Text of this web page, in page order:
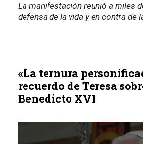
La manifestación reunió a miles
defensa de la vida y en contra de
«La ternura
recuerdo de Teresa
Benedicto XVI